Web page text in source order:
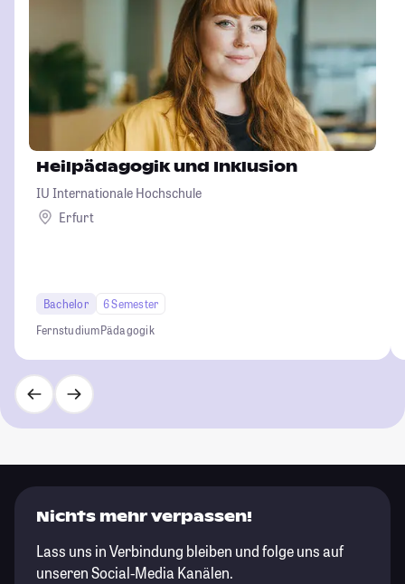
Heilpädagogik und Inklusion
IU Internationale Hochschule
Erfurt
Bachelor
6 Semester
FernstudiumPädagogik
Nichts mehr verpassen!
Lass uns in Verbindung bleiben und folge uns auf
unseren Social-Media Kanälen.